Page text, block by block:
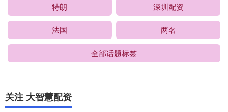
特朗 深圳配资
法国 两名
全部话题标签
关注 大智慧配资